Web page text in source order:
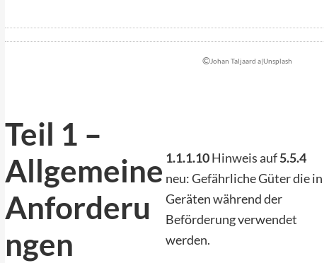
©Johan Taljaard a|Unsplash
Teil 1 –
Allgemeine
Anforderu
ngen
1.1.1.10Hinweis auf5.5.4
neu: Gefährliche Güter die in
Geräten während der
Beförderung verwendet
werden.